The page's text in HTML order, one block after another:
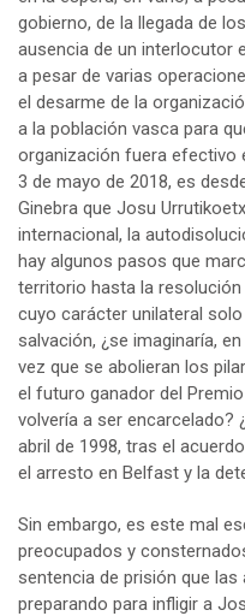
gobierno, de la llegada de
ausencia de un interlocutor
a pesar de varias
el desarme de la
a la población vasca para
organización fuera efectivo
3 de mayo de 2018, es
Ginebra que Josu
internacional, la
hay algunos pasos que
territorio hasta la
cuyo carácter unilateral
salvación, ¿se imaginaría,
vez que se abolieran los
el futuro ganador del
volvería a ser encarcelado?
abril de 1998, tras el
el arresto en Belfast y la
Sin embargo, es este mal
preocupados y
sentencia de prisión que
preparando para infligir a